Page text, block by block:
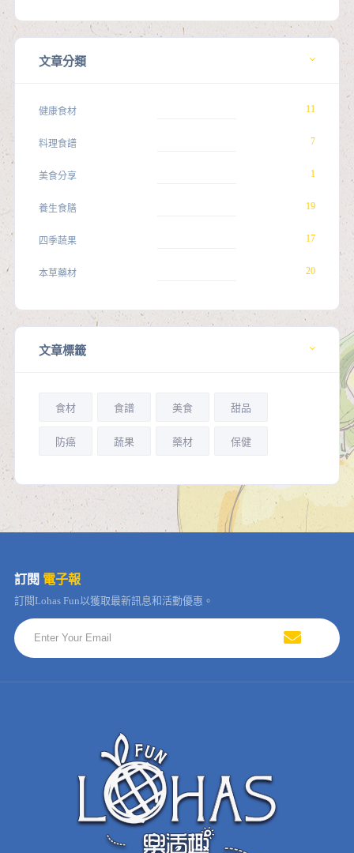
文章分類
健康食材 11
料理食譜 7
美食分享 1
養生食膳 19
四季蔬果 17
本草藥材 20
文章標籤
食材 食譜 美食 甜品
防癌 蔬果 藥材 保健
訂閱 電子報
訂閱Lohas Fun以獲取最新訊息和活動優惠。